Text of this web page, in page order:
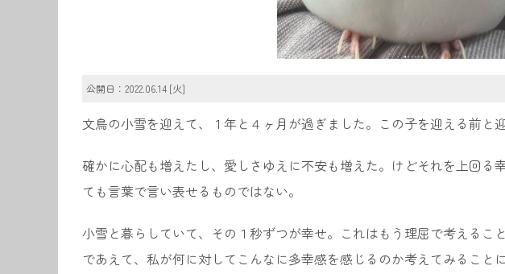
公開日：2022.06.14 [火]
文鳥の小雪を迎えて、１年と４ヶ月が過ぎました。この子を迎える前と
確かに心配も増えたし、愛しさゆえに不安も増えた。けどそれを上回る
ても言葉で言い表せるものではない。
小雪と暮らしていて、その１秒ずつが幸せ。これはもう理屈で考えるこ
であえて、私が何に対してこんなに多幸感を感じるのか考えてみること